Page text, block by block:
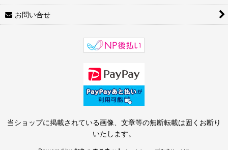
お問い合せ
当ショップに掲載されている画像、文章等の無断転載は固くお断り
いたします。